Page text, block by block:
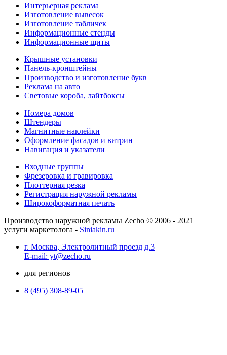
Интерьерная реклама
Изготовление вывесок
Изготовление табличек
Информационные стенды
Информационные щиты
Крышные установки
Панель-кронштейны
Производство и изготовление букв
Реклама на авто
Световые короба, лайтбоксы
Номера домов
Штендеры
Магнитные наклейки
Оформление фасадов и витрин
Навигация и указатели
Входные группы
Фрезеровка и гравировка
Плоттерная резка
Регистрация наружной рекламы
Широкоформатная печать
Производство наружной рекламы Zecho © 2006 - 2021
услуги маркетолога - Siniakin.ru
г. Москва, Электролитный проезд д.3
E-mail: yt@zecho.ru
для регионов
8 (495) 308-89-05